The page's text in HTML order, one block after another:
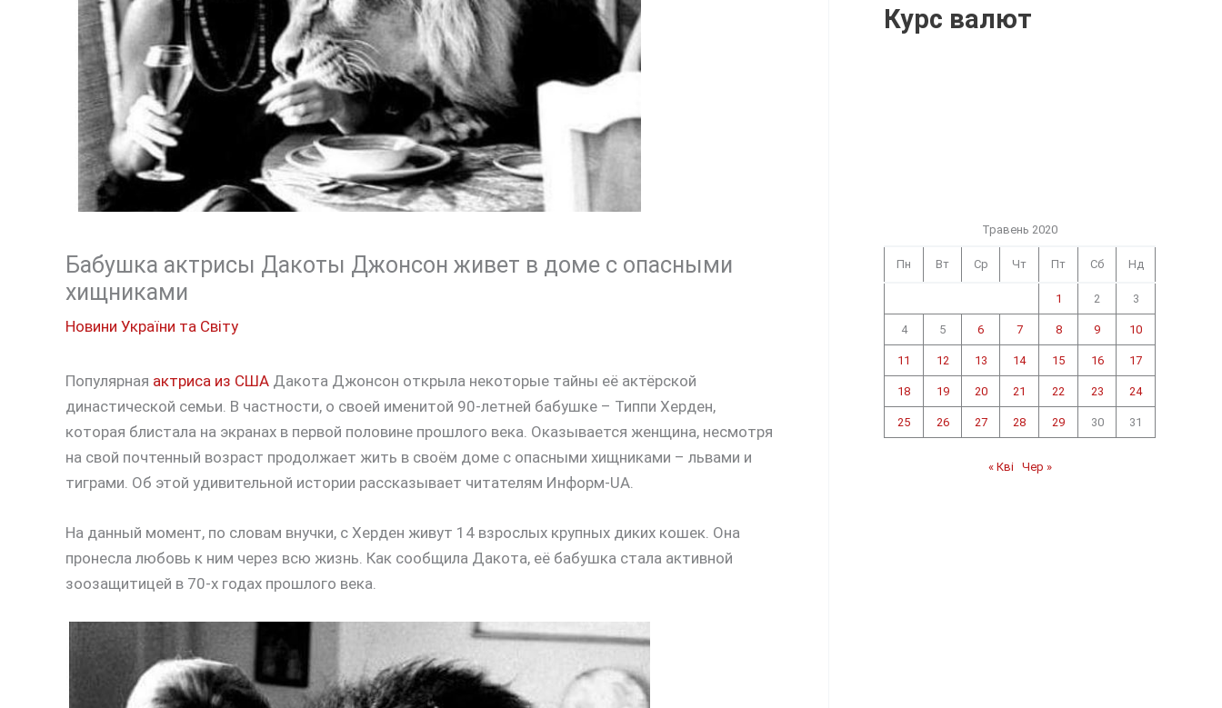
Бабушка актрисы Дакоты Джонсон живет в доме с опасными
хищниками
Новини України та Світу
Популярная актриса из США Дакота Джонсон открыла некоторые тайны её актёрской
династической семьи. В частности, о своей именитой 90-летней бабушке – Типпи Херден,
которая блистала на экранах в первой половине прошлого века. Оказывается женщина, несмотря
на свой почтенный возраст продолжает жить в своём доме с опасными хищниками – львами и
тиграми. Об этой удивительной истории рассказывает читателям Информ-UA.
На данный момент, по словам внучки, с Херден живут 14 взрослых крупных диких кошек. Она
пронесла любовь к ним через всю жизнь. Как сообщила Дакота, её бабушка стала активной
зоозащитицей в 70-х годах прошлого века.
Курс валют
Травень 2020
Пн Вт Ср Чт Пт Сб Нд
1 2 3
4 5 6 7 8 9 10
11 12 13 14 15 16 17
18 19 20 21 22 23 24
25 26 27 28 29 30 31
« Кві Чер »